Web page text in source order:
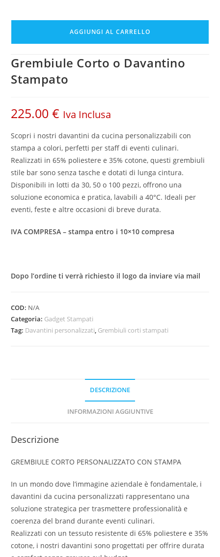
AGGIUNGI AL CARRELLO
Grembiule Corto o Davantino
Stampato
225.00€ Iva Inclusa
Scopri i nostri davantini da cucina personalizzabili con
stampa a colori, perfetti per staff di eventi culinari.
Realizzati in 65% poliestere e 35% cotone, questi grembiuli
stile bar sono senza tasche e dotati di lunga cintura.
Disponibili in lotti da 30, 50 o 100 pezzi, offrono una
soluzione economica e pratica, lavabili a 40°C. Ideali per
eventi, feste e altre occasioni di breve durata.
IVA COMPRESA – stampa entro i 10×10 compresa
Dopo l’ordine ti verrà richiesto il logo da inviare via mail
COD: N/A
Categoria: Gadget Stampati
Tag: Davantini personalizzati, Grembiuli corti stampati
DESCRIZIONE
INFORMAZIONI AGGIUNTIVE
Descrizione
GREMBIULE CORTO PERSONALIZZATO CON STAMPA
In un mondo dove l’immagine aziendale è fondamentale, i
davantini da cucina personalizzati rappresentano una
soluzione strategica per trasmettere professionalità e
coerenza del brand durante eventi culinari.
Realizzati con un tessuto resistente di 65% poliestere e 35%
cotone, i nostri davantini sono progettati per offrire durata